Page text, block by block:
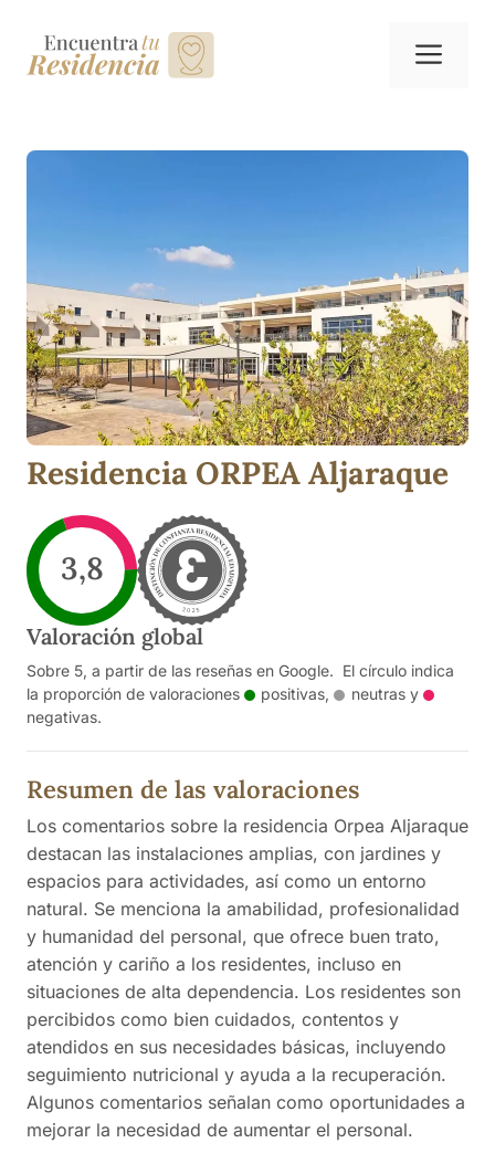
contenido
Residencia ORPEA Aljaraque
3,8
Valoración global
Sobre 5, a partir de las reseñas en Google. El círculo indica
la proporción de valoraciones
positivas, neutrasy
negativas.
Resumen de las valoraciones
Los comentarios sobre la residencia Orpea Aljaraque
destacan las instalaciones amplias, con jardines y
espacios para actividades, así como un entorno
natural. Se menciona la amabilidad, profesionalidad
y humanidad del personal, que ofrece buen trato,
atención y cariño a los residentes, incluso en
situaciones de alta dependencia. Los residentes son
percibidos como bien cuidados, contentos y
atendidos en sus necesidades básicas, incluyendo
seguimiento nutricional y ayuda a la recuperación.
Algunos comentarios señalan como oportunidades a
mejorar la necesidad de aumentar el personal.